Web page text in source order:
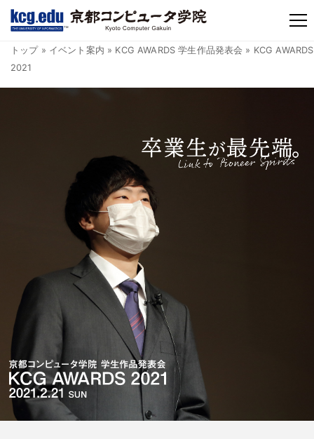
TM
トップ» イベント案内 » KCG AWARDS 学生作品発表会 » KCG AWARDS
2021